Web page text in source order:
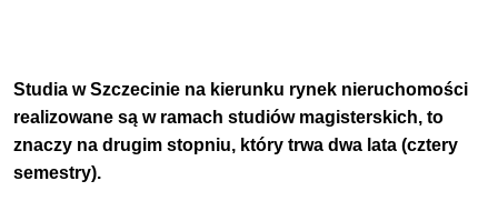
Studia w Szczecinie na kierunku rynek nieruchomości
realizowane są w ramach studiów magisterskich, to
znaczy na drugim stopniu, który trwa dwa lata (cztery
semestry).